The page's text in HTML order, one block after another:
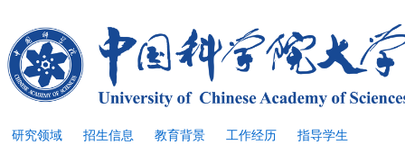
研究领域 招生信息 教育背景 工作经历 指导学生